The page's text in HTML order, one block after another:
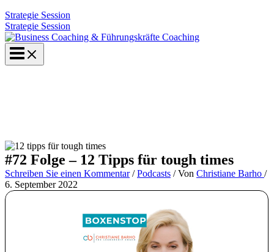
Strategie Session
Strategie Session
#72 Folge – 12 Tipps für tough times
Schreiben Sie einen Kommentar /Podcasts / Von Christiane Barho /
6. September 2022